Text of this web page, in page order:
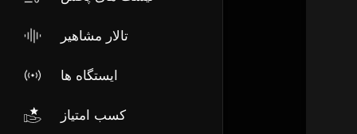
تالار مشاهیر
ایستگاه ها
کسب امتیاز